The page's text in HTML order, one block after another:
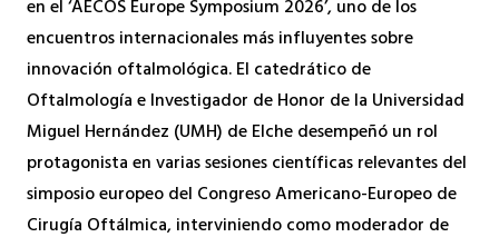
en el ‘AECOS Europe Symposium 2026’, uno de los
encuentros internacionales más influyentes sobre
innovación oftalmológica. El catedrático de
Oftalmología e Investigador de Honor de la Universidad
Miguel Hernández (UMH) de Elche desempeñó un rol
protagonista en varias sesiones científicas relevantes del
simposio europeo del Congreso Americano-Europeo de
Cirugía Oftálmica, interviniendo como moderador de